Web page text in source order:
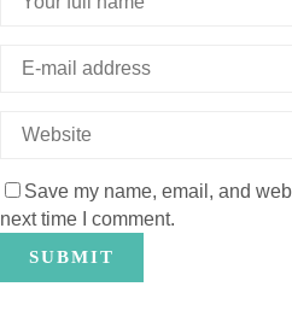
Save my name, email, and
next time I comment.